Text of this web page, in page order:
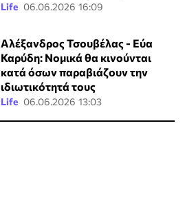
Life 06.06.2026 16:09
Αλέξανδρος Τσουβέλας - Εύα
Καρύδη: Νομικά θα κινούνται
κατά όσων παραβιάζουν την
ιδιωτικότητά τους
Life 06.06.2026 13:03